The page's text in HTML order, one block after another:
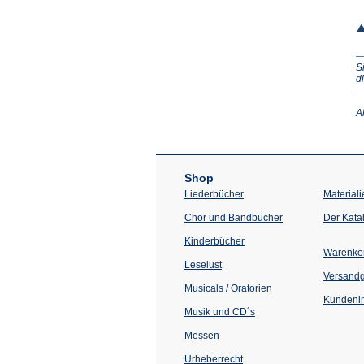
.
Shop
Liederbücher
Chor und Bandbücher
Kinderbücher
Leselust
Musicals / Oratorien
Musik und CD´s
Messen
Urheberrecht
Der